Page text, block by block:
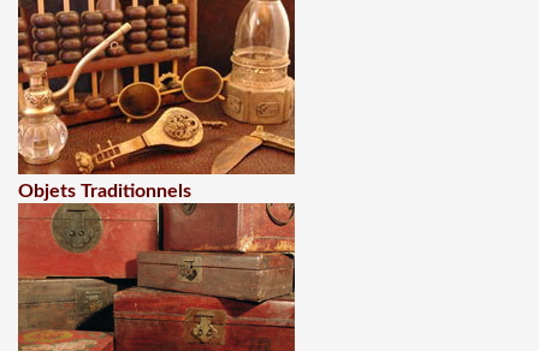
Objets Traditionnels